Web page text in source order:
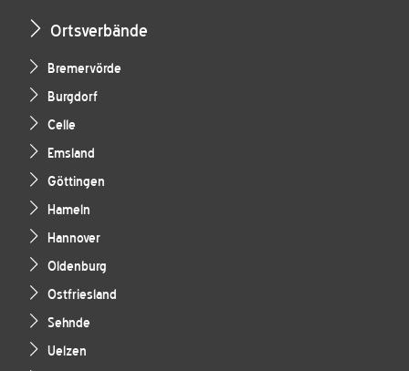
Ortsverbände
Bremervörde
Burgdorf
Celle
Emsland
Göttingen
Hameln
Hannover
Oldenburg
Ostfriesland
Sehnde
Uelzen